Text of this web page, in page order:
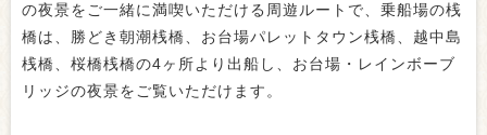
の夜景をご一緒に満喫いただける周遊ルートで、乗船場の桟
橋は、勝どき朝潮桟橋、お台場パレットタウン桟橋、越中島
桟橋、桜橋桟橋の4ヶ所より出船し、お台場・レインボーブ
リッジの夜景をご覧いただけます。